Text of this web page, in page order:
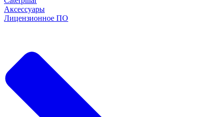
Аксессуары
Лицензионное ПО